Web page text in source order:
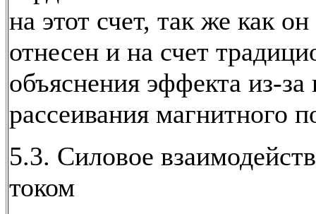
на этот счет, так же как
отнесен и на счет
объяснения эффекта из-за
рассеивания магнитного
5.3. Силовое
током